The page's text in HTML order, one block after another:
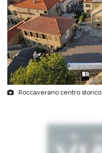
Roccaverano centro storico